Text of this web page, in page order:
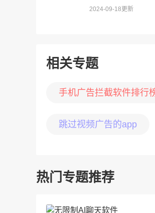
2024-09-18更新
相关专题
手机广告拦截软件排行
跳过视频广告的app
热门专题推荐